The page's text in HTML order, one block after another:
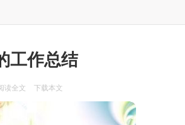
工作总结
读全文 下载本文